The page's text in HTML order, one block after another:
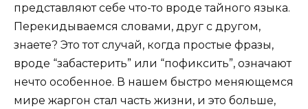
представляют себе что-то вроде тайного языка.
Перекидываемся словами, друг с другом,
знаете? Это тот случай, когда простые фразы,
вроде “забастерить” или “пофиксить”, означают
нечто особенное. В нашем быстро меняющемся
мире жаргон стал часть жизни, и это больше,